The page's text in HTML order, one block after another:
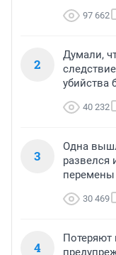
97 662
2
Думали,
убийства
40 232
3
Одна
развелся
перемены
30 469
4
Потеряют